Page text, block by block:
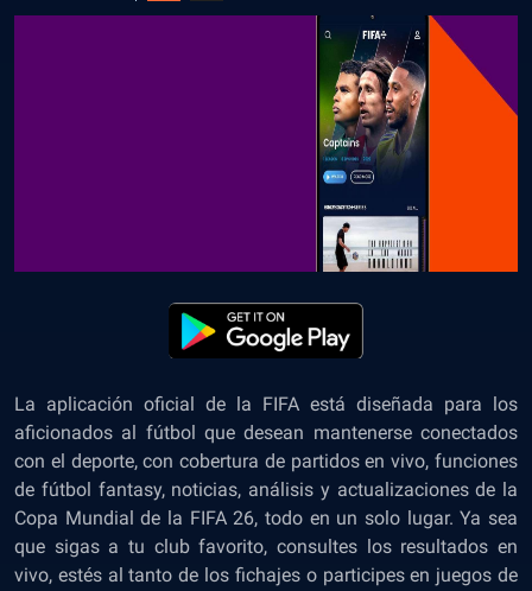
La aplicación oficial de la FIFA está diseñada para los
aficionados al fútbol que desean mantenerse conectados
con el deporte, con cobertura de partidos en vivo, funciones
de fútbol fantasy, noticias, análisis y actualizaciones de la
Copa Mundial de la FIFA 26, todo en un solo lugar. Ya sea
que sigas a tu club favorito, consultes los resultados en
vivo, estés al tanto de los fichajes o participes en juegos de